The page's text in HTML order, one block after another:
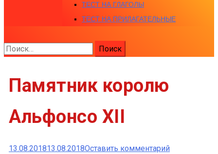
ТЕСТ НА ГЛАГОЛЫ
ТЕСТ НА ПРИЛАГАТЕЛЬНЫЕ
Найти:
Памятник королю
Альфонсо XII
13.08.201813.08.2018Оставить комментарийк